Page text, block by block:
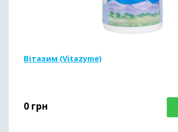
Вітазим (Vitazyme)
0 грн